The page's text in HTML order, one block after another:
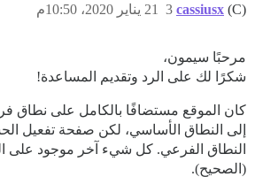
cassiusx (C) 21 يناير 2020، 10:50م 3
مرحبًا سيمون،
شكرًا لك على الرد وتقديم المساعدة!
كان الموقع مستضافًا بالكامل على نطاق
إلى النطاق الأساسي، لكن صفحة تفعيل
النطاق الفرعي. كل شيء آخر موجود على
(الصحيح).